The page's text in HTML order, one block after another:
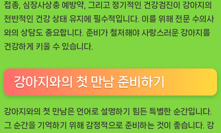
접종, 심장사상충 예방약, 그리고 정기적인 건강검진이 강아지의
전반적인 건강 상태 유지에 필수적입니다. 이를 위해 전문 수의사
와의 상담도 중요합니다. 준비가 철저해야 사랑스러운 강아지를
건강하게 키울 수 있습니다.
강아지와의 첫 만남 준비하기
강아지와의 첫 만남은 언어로 설명하기 힘든 특별한 순간입니다.
그 순간을 기억하기 위해 감정적으로 준비하는 것이 좋습니다. 강